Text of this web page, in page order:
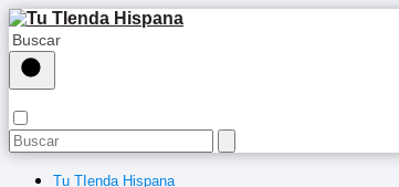
Tu TIenda Hispana